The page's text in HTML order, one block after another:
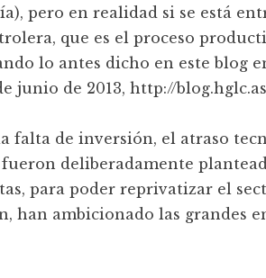
pero en realidad si se está
que es el proceso
lo antes dicho en este blog
junio de 2013, http://
falta de inversión, el atraso
fueron deliberadamente
para poder reprivatizar el
han ambicionado las grandes